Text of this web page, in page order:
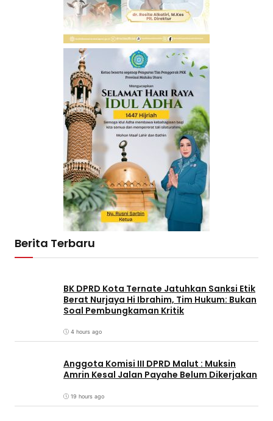
Berita Terbaru
BK DPRD Kota Ternate Jatuhkan Sanksi Etik
Berat Nurjaya Hi Ibrahim, Tim Hukum: Bukan
Soal Pembungkaman Kritik
4 hours ago
Anggota Komisi III DPRD Malut : Muksin
Amrin Kesal Jalan Payahe Belum Dikerjakan
19 hours ago